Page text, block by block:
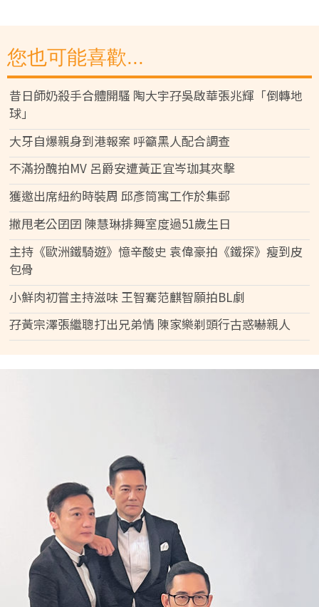
您也可能喜歡...
昔日師奶殺手合體開騷 陶大宇孖吳啟華張兆輝「倒轉地
球」
大牙自爆親身到港報案 呼籲黑人配合調查
不滿扮醜拍MV 呂爵安遭黃正宜岑珈其夾擊
獲邀出席紐約時裝周 邱彥筒寓工作於集郵
撇甩老公囝囝 陳慧琳排舞室度過51歲生日
主持《歐洲鐵騎遊》憶辛酸史 袁偉豪拍《鐵探》瘦到皮
包骨
小鮮肉初嘗主持滋味 王智騫范麒智願拍BL劇
孖黃宗澤張繼聰打出兄弟情 陳家樂剃頭行古惑嚇親人